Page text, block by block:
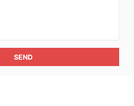
SEND